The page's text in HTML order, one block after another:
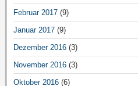
Februar 2017 (9)
Januar 2017 (9)
Dezember 2016 (3)
November 2016 (3)
Oktober 2016 (6)